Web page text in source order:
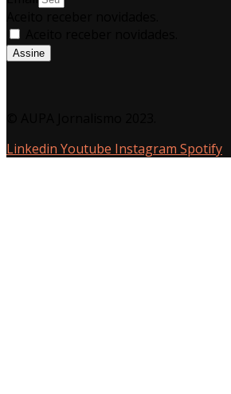
Assine
Linkedin Youtube Instagram Spotify